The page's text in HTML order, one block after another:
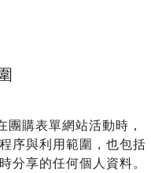
團購表單網站活動時，
序與利用範圍，也包括
分享的任何個人資料。